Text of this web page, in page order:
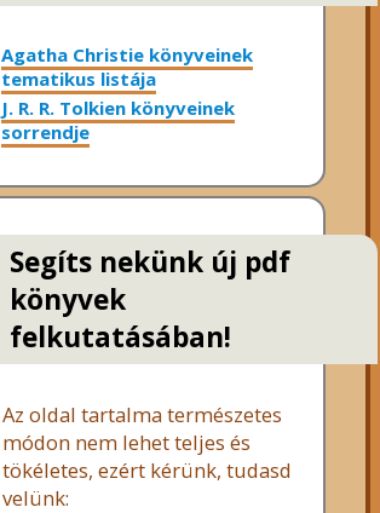
Agatha Christie könyveinek
tematikus listája
J. R. R. Tolkien könyveinek
sorrendje
Segíts nekünk új pdf
könyvek
felkutatásában!
Az oldal tartalma természetes
módon nem lehet teljes és
tökéletes, ezért kérünk, tudasd
velünk: